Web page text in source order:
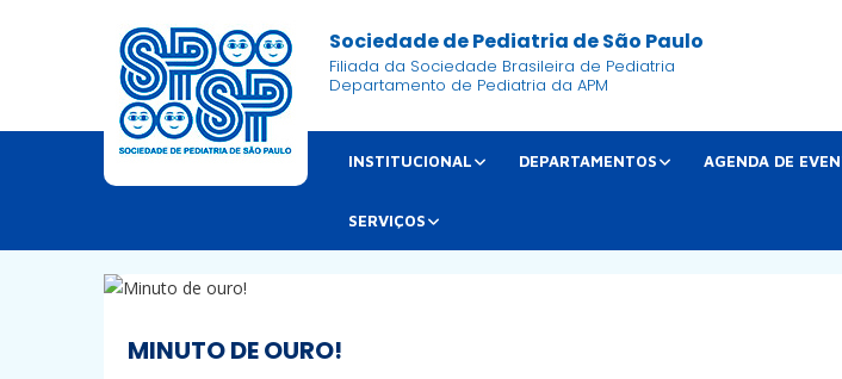
Sociedade de Pediatria de São Paulo
Filiada da Sociedade Brasileira de Pediatria
Departamento de Pediatria da APM
INSTITUCIONAL DEPARTAMENTOS AGENDA DE
SERVIÇOS
MINUTO DE OURO!